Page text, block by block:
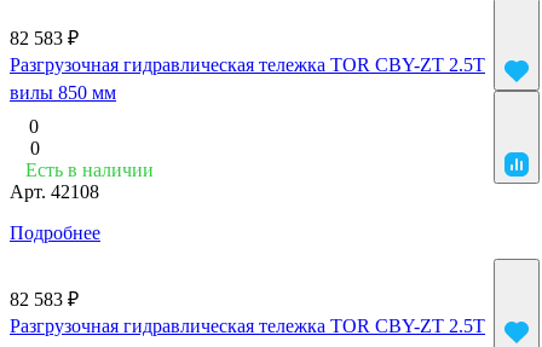
82 583 ₽
Разгрузочная гидравлическая тележка TOR CBY-ZT 2.5T
вилы 850 мм
0
0
Есть в наличии
Арт. 42108
Подробнее
82 583 ₽
Разгрузочная гидравлическая тележка TOR CBY-ZT 2.5T